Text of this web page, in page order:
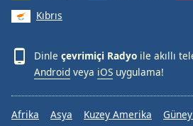
Kıbrıs
Dinle çevrimiçi Radyo ile akıllı
Android veya iOS uygulama!
Afrika Asya Kuzey Amerika